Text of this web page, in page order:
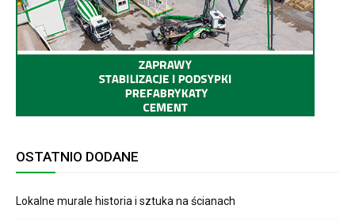
OSTATNIO DODANE
Lokalne murale historia i sztuka na ścianach